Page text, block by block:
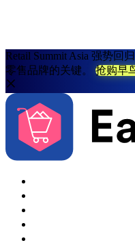
Retail Summit Asia 强势回
零售品牌的关键。
抢购早